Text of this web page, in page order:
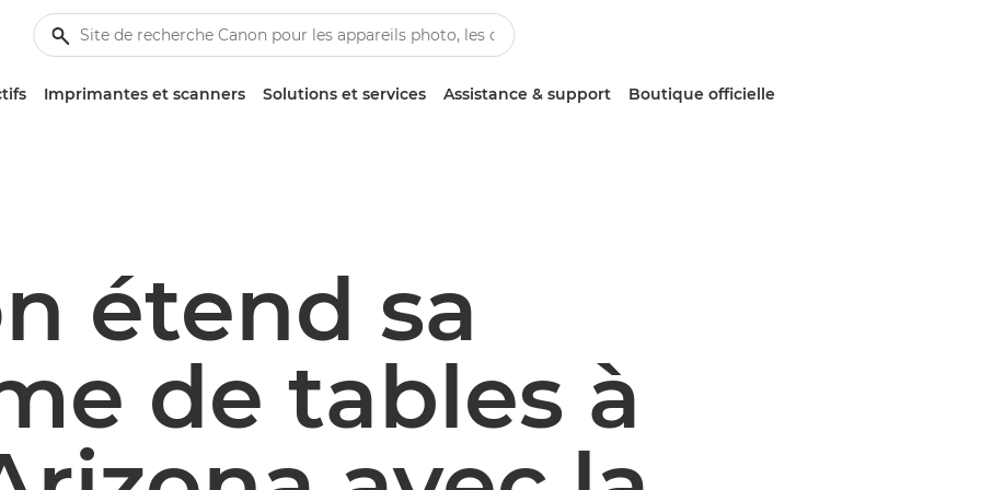
Imprimantes et scanners Solutions et services Assistance & support Boutique officielle
étend sa
de tables à